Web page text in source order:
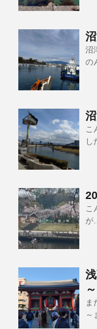
沼
の
こ
し
こ
が
～
ま
～